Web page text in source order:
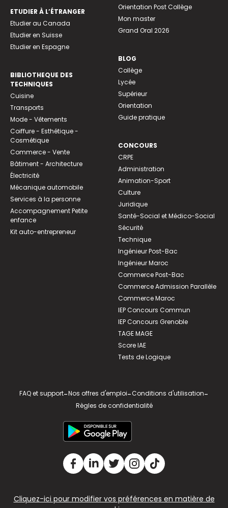
ETUDIER À L’ÉTRANGER
Etudier au Canada
Etudier en Suisse
Etudier en Espagne
BIBLIOTHEQUE DES
TECHNIQUES
Cuisine
Transports
Mode - Vêtements
Coiffure - Esthétique -
Cosmétique
Commerce - Vente
Bâtiment - Architecture
Électricité
Mécanique automobile
Services à la personne
Accompagnement Petite
enfance
Kit auto-entrepreneur
Orientation Post Collège
Mon master
Grand Oral 2026
BLOG
Collège
Lycée
Supérieur
Orientation
Guide pratique
CONCOURS
CRPE
Administration
Animation-Sport
Culture
Juridique
Santé-Social et Médico-Social
Sécurité
Technique
Ingénieur Post-Bac
Ingénieur Maroc
Commerce Post-Bac
Commerce Admission Parallèle
Commerce Maroc
IEP Concours Commun
IEP Concours Grenoble
TAGE MAGE
Score IAE
Tests de Logique
FAQ et support-Nos offres d'emploi-Conditions d'utilisation-
Règles de confidentialité
Cliquez-ici pour modifier vos préférences en matière de